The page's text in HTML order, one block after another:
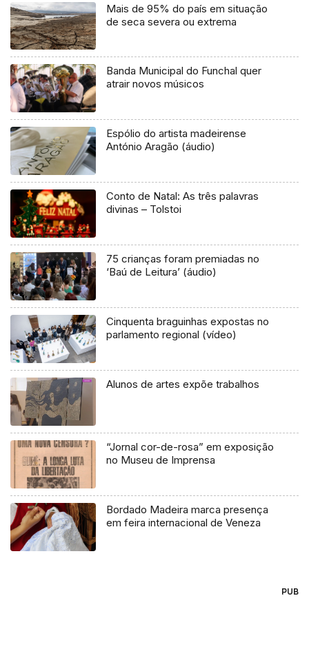
Mais de 95% do país em situação
de seca severa ou extrema
Banda Municipal do Funchal quer
atrair novos músicos
Espólio do artista madeirense
António Aragão (áudio)
Conto de Natal: As três palavras
divinas – Tolstoi
75 crianças foram premiadas no
‘Baú de Leitura’ (áudio)
Cinquenta braguinhas expostas no
parlamento regional (vídeo)
Alunos de artes expõe trabalhos
“Jornal cor-de-rosa” em exposição
no Museu de Imprensa
Bordado Madeira marca presença
em feira internacional de Veneza
PUB